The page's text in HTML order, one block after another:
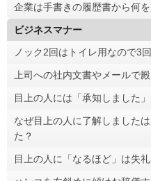
企業は手書きの履歴書から何を
ビジネスマナー
ノック2回はトイレ用なので3
上司への社内文書やメールで
目上の人には「承知しました
なぜ目上の人に了解しました
た？
目上の人に「なるほど」は失礼